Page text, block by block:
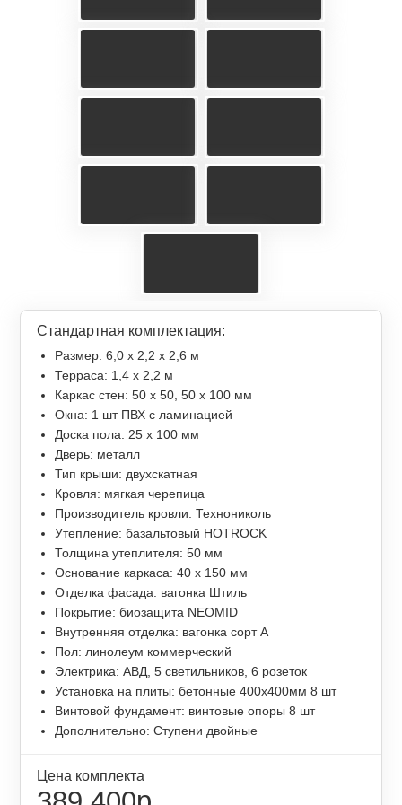
Стандартная комплектация:
Размер: 6,0 х 2,2 х 2,6 м
Терраса: 1,4 x 2,2 м
Каркас стен: 50 х 50, 50 х 100 мм
Окна: 1 шт ПВХ с ламинацией
Доска пола: 25 х 100 мм
Дверь: металл
Тип крыши: двухскатная
Кровля: мягкая черепица
Производитель кровли: Технониколь
Утепление: базальтовый HOTROCK
Толщина утеплителя: 50 мм
Основание каркаса: 40 х 150 мм
Отделка фасада: вагонка Штиль
Покрытие: биозащита NEOMID
Внутренняя отделка: вагонка сорт А
Пол: линолеум коммерческий
Электрика: АВД, 5 светильников, 6 розеток
Установка на плиты: бетонные 400х400мм 8 шт
Винтовой фундамент: винтовые опоры 8 шт
Дополнительно: Ступени двойные
Цена комплекта